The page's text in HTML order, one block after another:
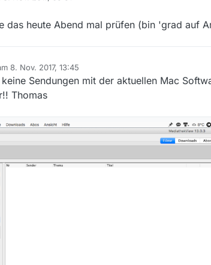
Sender eingestellt habe, sind natürlich die
von
das heute Abend mal prüfen (bin 'grad auf
8. Nov. 2017, 13:45
von
Sendungen mit der aktuellen Mac
Thomas